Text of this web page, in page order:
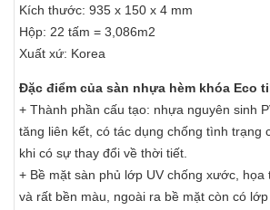
Kích thước: 935 x 150 x 4 mm
Hộp: 22 tấm = 3,086m2
Xuất xứ: Korea
Đặc điểm của sàn nhựa hèm khóa Eco
+ Thành phần cấu tạo: nhựa nguyên sinh
tăng liên kết, có tác dụng chống tình trạng
khi có sự thay đổi về thời tiết.
+ Bề mặt sàn phủ lớp UV chống xước, họa
và rất bền màu, ngoài ra bề mặt còn có